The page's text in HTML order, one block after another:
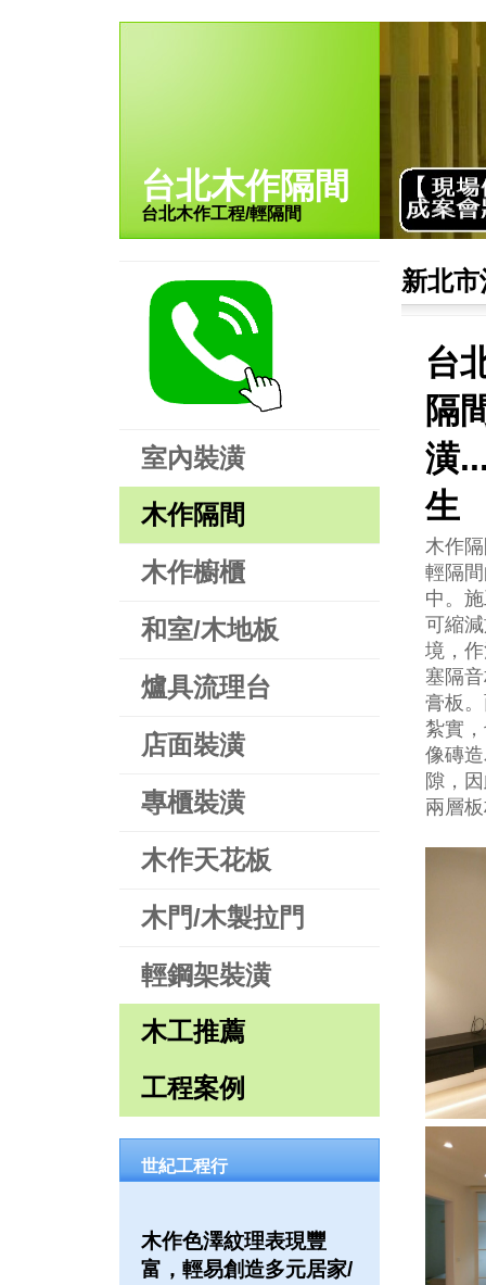
台北木作隔間
台北木作工程/輕隔間
室內裝潢
木作隔間
木作櫥櫃
和室/木地板
爐具流理台
店面裝潢
專櫃裝潢
木作天花板
木門/木製拉門
輕鋼架裝潢
木工推薦
工程案例
世紀工程行
木作色澤紋理表現豐
富，輕易創造多元居家/
新北
台
隔
潢
生
木作
輕隔
中。
可縮
境，
塞隔
膏板
紮實
像磚
隙，
兩層